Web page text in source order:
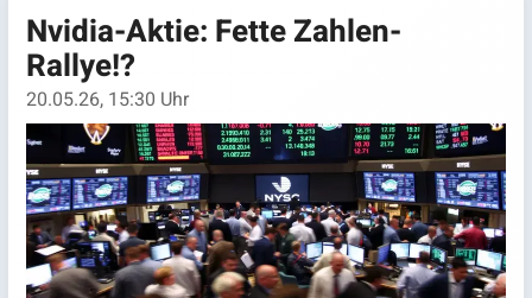
Nvidia-Aktie: Fette Zahlen-
Rallye!?
20.05.26, 15:30 Uhr